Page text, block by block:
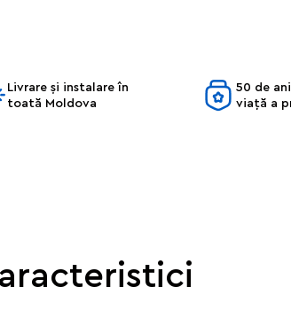
Livrare și instalare în
toată Moldova
50 de
viață a